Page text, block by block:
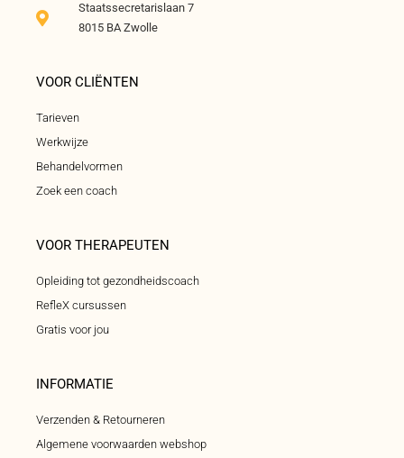
Staatssecretarislaan 7
8015 BA Zwolle
VOOR CLIËNTEN
Tarieven
Werkwijze
Behandelvormen
Zoek een coach
VOOR THERAPEUTEN
Opleiding tot gezondheidscoach
RefleX cursussen
Gratis voor jou
INFORMATIE
Verzenden & Retourneren
Algemene voorwaarden webshop